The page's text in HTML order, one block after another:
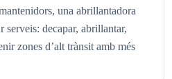
una abrillantadora
serveis: decapar, abrillantar,
zones d’alt trànsit amb més